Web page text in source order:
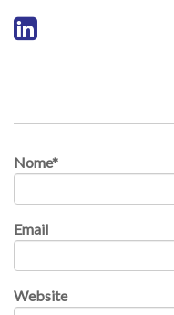
Nome*
Email
Website